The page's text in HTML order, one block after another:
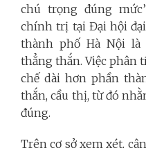
chú trọng đúng
chính trị tại Đại hội
thành phố Hà Nội là
thẳng thắn. Việc phân
chế dài hơn phần
thắn, cầu thị, từ đó
đúng.
Trên cơ sở xem xét,